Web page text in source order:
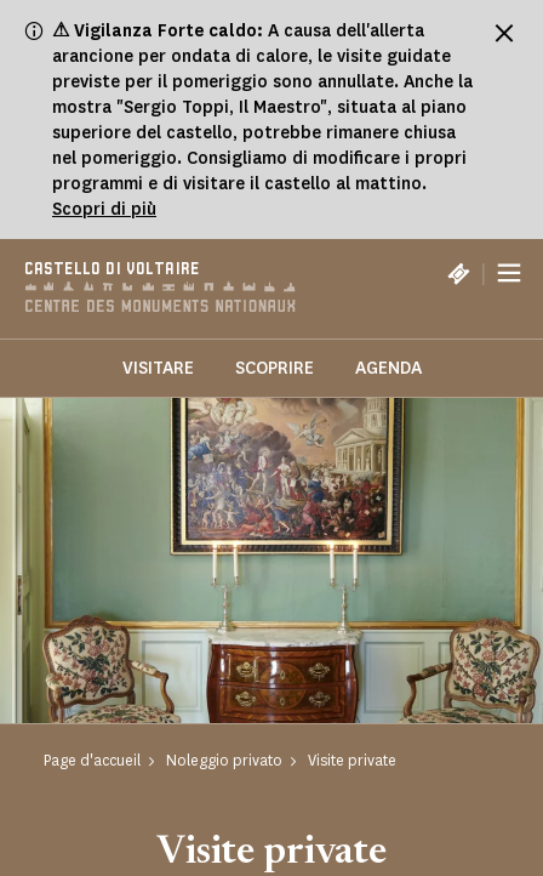
⚠ Vigilanza Forte caldo: A causa dell'allerta
arancione per ondata di calore, le visite guidate
previste per il pomeriggio sono annullate. Anche la
mostra "Sergio Toppi, Il Maestro", situata al piano
superiore del castello, potrebbe rimanere chiusa
nel pomeriggio. Consigliamo di modificare i propri
programmi e di visitare il castello al mattino.
Scopri di più
CASTELLO DI VOLTAIRE |
VISITARE SCOPRIRE AGENDA
Page d'accueil Noleggio privato Visite private
Visite private